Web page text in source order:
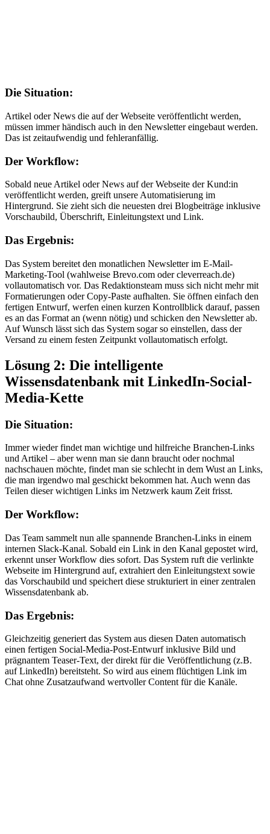
Die Situation:
Artikel oder News die auf der Webseite veröffentlicht werden,
müssen immer händisch auch in den Newsletter eingebaut werden.
Das ist zeitaufwendig und fehleranfällig.
Der Workflow:
Sobald neue Artikel oder News auf der Webseite der Kund:in
veröffentlicht werden, greift unsere Automatisierung im
Hintergrund. Sie zieht sich die neuesten drei Blogbeiträge inklusive
Vorschaubild, Überschrift, Einleitungstext und Link.
Das Ergebnis:
Das System bereitet den monatlichen Newsletter im E-Mail-
Marketing-Tool (wahlweise Brevo.com oder cleverreach.de)
vollautomatisch vor. Das Redaktionsteam muss sich nicht mehr mit
Formatierungen oder Copy-Paste aufhalten. Sie öffnen einfach den
fertigen Entwurf, werfen einen kurzen Kontrollblick darauf, passen
es an das Format an (wenn nötig) und schicken den Newsletter ab.
Auf Wunsch lässt sich das System sogar so einstellen, dass der
Versand zu einem festen Zeitpunkt vollautomatisch erfolgt.
Lösung 2: Die intelligente
Wissensdatenbank mit LinkedIn-Social-
Media-Kette
Die Situation:
Immer wieder findet man wichtige und hilfreiche Branchen-Links
und Artikel – aber wenn man sie dann braucht oder nochmal
nachschauen möchte, findet man sie schlecht in dem Wust an Links,
die man irgendwo mal geschickt bekommen hat. Auch wenn das
Teilen dieser wichtigen Links im Netzwerk kaum Zeit frisst.
Der Workflow:
Das Team sammelt nun alle spannende Branchen-Links in einem
internen Slack-Kanal. Sobald ein Link in den Kanal gepostet wird,
erkennt unser Workflow dies sofort. Das System ruft die verlinkte
Webseite im Hintergrund auf, extrahiert den Einleitungstext sowie
das Vorschaubild und speichert diese strukturiert in einer zentralen
Wissensdatenbank ab.
Das Ergebnis:
Gleichzeitig generiert das System aus diesen Daten automatisch
einen fertigen Social-Media-Post-Entwurf inklusive Bild und
prägnantem Teaser-Text, der direkt für die Veröffentlichung (z.B.
auf LinkedIn) bereitsteht. So wird aus einem flüchtigen Link im
Chat ohne Zusatzaufwand wertvoller Content für die Kanäle.